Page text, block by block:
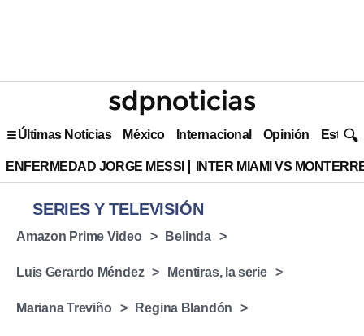
Últimas Noticias México Internacional Opinión Estilo
ENFERMEDAD JORGE MESSI INTER MIAMI VS
SERIES Y TELEVISIÓN
Amazon Prime Video Belinda
Luis Gerardo Méndez Mentiras, la serie
Mariana Treviño Regina Blandón